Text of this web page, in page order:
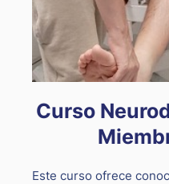
Curso
Este curso ofrece